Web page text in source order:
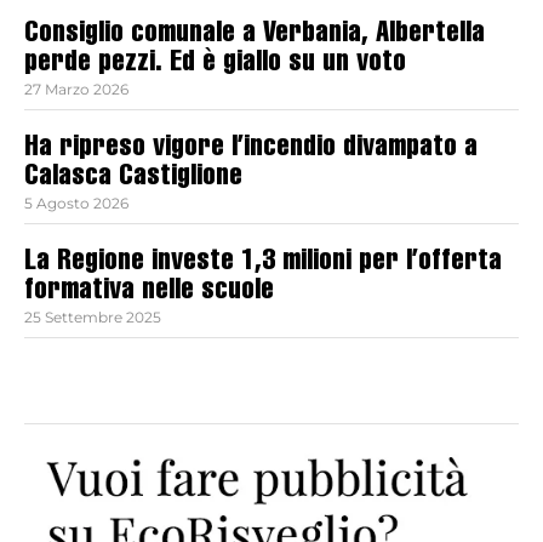
Consiglio comunale a Verbania, Albertella
perde pezzi. Ed è giallo su un voto
27 Marzo 2026
Ha ripreso vigore l’incendio divampato a
Calasca Castiglione
5 Agosto 2026
La Regione investe 1,3 milioni per l’offerta
formativa nelle scuole
25 Settembre 2025